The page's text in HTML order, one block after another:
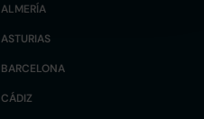
ALMERÍA
ASTURIAS
BARCELONA
CÁDIZ